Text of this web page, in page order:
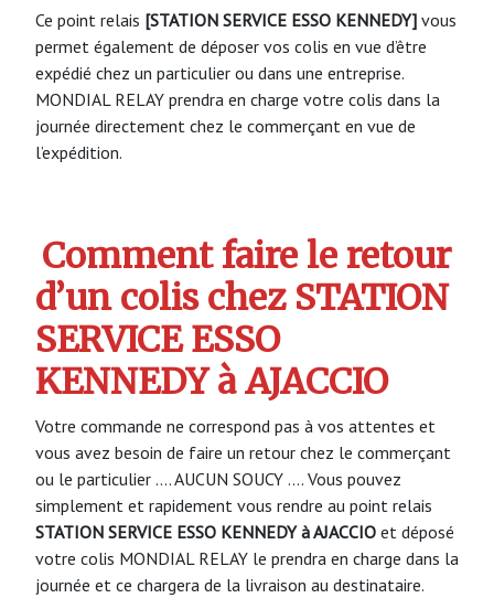
Ce point relais [STATION SERVICE ESSO KENNEDY] vous
permet également de déposer vos colis en vue d’être
expédié chez un particulier ou dans une entreprise.
MONDIAL RELAY prendra en charge votre colis dans la
journée directement chez le commerçant en vue de
l’expédition.
Comment faire le retour
d’un colis chez STATION
SERVICE ESSO
KENNEDY à AJACCIO
Votre commande ne correspond pas à vos attentes et
vous avez besoin de faire un retour chez le commerçant
ou le particulier …. AUCUN SOUCY …. Vous pouvez
simplement et rapidement vous rendre au point relais
STATION SERVICE ESSO KENNEDY à AJACCIO et déposé
votre colis MONDIAL RELAY le prendra en charge dans la
journée et ce chargera de la livraison au destinataire.